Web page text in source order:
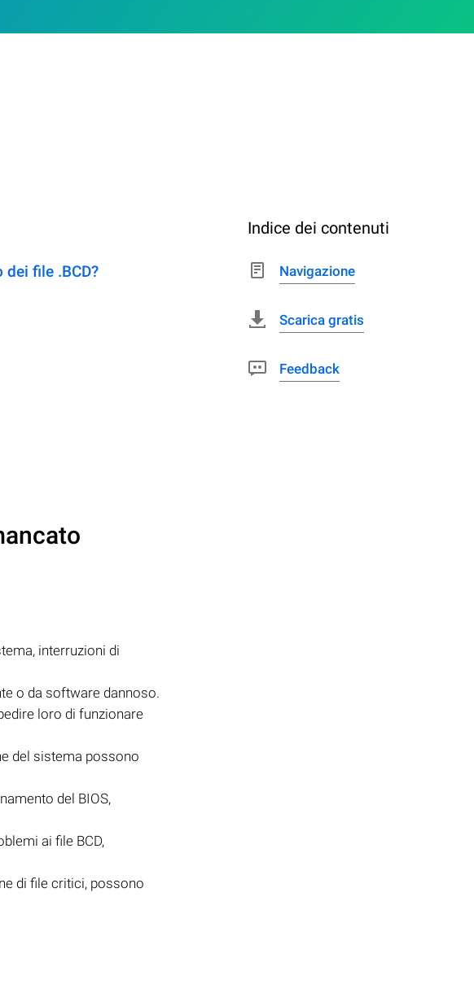
file .BCD?
interruzioni di
o da software dannoso.
loro di funzionare
del sistema possono
del BIOS,
ai file BCD,
di file critici, possono
Indice dei contenuti
Navigazione
Scarica gratis
Feedback